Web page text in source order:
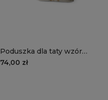
Poduszka dla taty wzór
DT19 | ojciec z dzieckiem
74,00 zł